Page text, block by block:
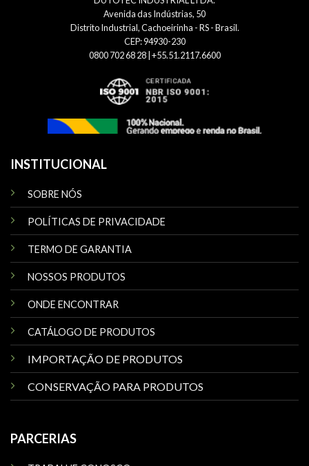
Avenida das Indústrias, 50
Distrito Industrial, Cachoeirinha - RS - Brasil.
CEP: 94930-230
0800 702 68 28 | +55.51.2117.6600
INSTITUCIONAL
SOBRE NÓS
POLÍTICAS DE PRIVACIDADE
TERMO DE GARANTIA
NOSSOS PRODUTOS
ONDE ENCONTRAR
CATÁLOGO DE PRODUTOS
IMPORTAÇÃO DE PRODUTOS
CONSERVAÇÃO PARA PRODUTOS
PARCERIAS